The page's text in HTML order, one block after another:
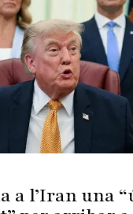
a l’Iran una